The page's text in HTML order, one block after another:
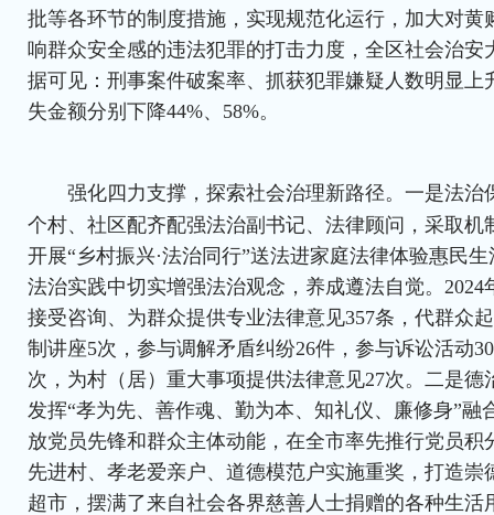
批等各环节的制度措施，实现规范化运行，加大对黄
响群众安全感的违法犯罪的打击力度，全区社会治安
据可见：刑事案件破案率、抓获犯罪嫌疑人数明显上
失金额分别下降44%、58%。
强化四力支撑，探索社会治理新路径。一是法治
个村、社区配齐配强法治副书记、法律顾问，采取机
开展“乡村振兴·法治同行”送法进家庭法律体验惠民
法治实践中切实增强法治观念，养成遵法自觉。2024
接受咨询、为群众提供专业法律意见357条，代群众
制讲座5次，参与调解矛盾纠纷26件，参与诉讼活动
次，为村（居）重大事项提供法律意见27次。二是
发挥“孝为先、善作魂、勤为本、知礼仪、廉修身”融
放党员先锋和群众主体动能，在全市率先推行党员积
先进村、孝老爱亲户、道德模范户实施重奖，打造崇
超市，摆满了来自社会各界慈善人士捐赠的各种生活